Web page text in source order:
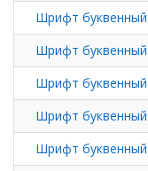
Шрифт
Шрифт
Шрифт
Шрифт
Шрифт